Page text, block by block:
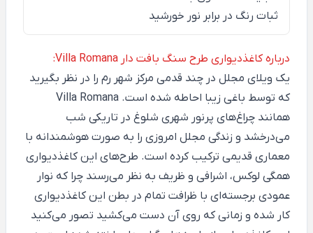
ثبات رنگ در برابر نور خورشید
درباره کاغذدیواری طرح سنگ بافت دار Villa Romana:
یک ویلای مجلل در چند قدمی مرکز شهر رم را در نظر بگیرید
که توسط باغی زیبا احاطه شده است.
همانند چراغ‌های پرنور شهری شلوغ در تاریکی شب
می‌درخشد و زندگی مجلل امروزی را به صورت هوشمندانه با
معماری قدیمی ترکیب کرده است. طرح‌های این کاغذدیواری
همگی لوکس، اشرافی و ظریف به نظر می‌رسند چرا که نوار
عمودی برجسته‌ای با ظرافت تمام در بطن این کاغذدیواری
کار شده و زمانی که روی آن دست می‌کشید تصور می‌کنید